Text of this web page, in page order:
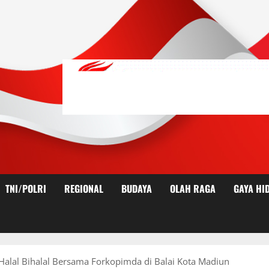
TNI/POLRI REGIONAL BUDAYA OLAH RAGA GAYA
Bihalal Bersama Forkopimda di Balai Kota Madiun